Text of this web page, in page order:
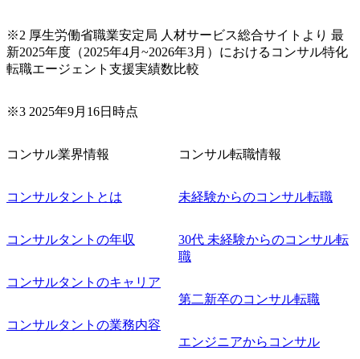
定 ・全社デジタルトランスフォーメーション企画構想 ・業
務/組織/システムの現状分析/RPA選定/導入/実装 ・プライベ
ート/パブリッククラウド導入 ・AI活用による業務効率化/
企画 ・Disruptive Technologyを活用した新規事業の立案/推
上げていきたい ・サービスやソリューションに捉われず、
でのプロジェクトに参画し、自身のスキルアップを図りた
規事業開発にも興味があり、ゆくゆくはチャレンジしてみ
※2 厚生労働省職業安定局 人材サービス総合サイトより 最
新2025年度（2025年4月~2026年3月）におけるコンサル特化
転職エージェント支援実績数比較
※3 2025年9月16日時点
コンサル業界情報
コンサルタントとは
コンサルタントの年収
コンサルタントのキャリア
コンサルタントの業務内容
コンサル転職情報
未経験からのコンサル転職
30代 未経験からのコンサル転
職
第二新卒のコンサル転職
エンジニアからコンサル